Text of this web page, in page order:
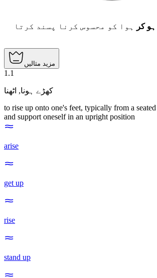
کر
ہوا کو محسوس کرنا پسند کرتا
مزید مثالیں
1 .1
کھڑے ہونا, اٹھنا
to rise up onto one's feet, typically from a
and support oneself in an upright position
arise
get up
rise
stand up